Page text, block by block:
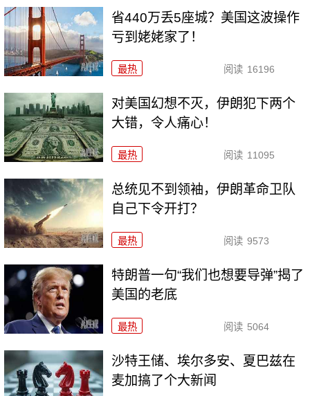
省440万丢5座城？美国这波操作
亏到姥姥家了！
最热 阅读 16196
对美国幻想不灭，伊朗犯下两个
大错，令人痛心！
最热 阅读 11095
总统见不到领袖，伊朗革命卫队
自己下令开打？
最热 阅读 9573
特朗普一句“我们也想要导弹”揭了
美国的老底
最热 阅读 5064
沙特王储、埃尔多安、夏巴兹在
麦加搞了个大新闻